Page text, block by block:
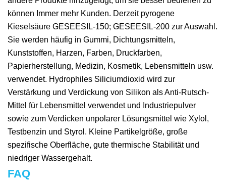
können Immer mehr Kunden. Derzeit pyrogene
Kieselsäure GESEESIL-150; GESEESIL-200 zur Auswahl.
Sie werden häufig in Gummi, Dichtungsmitteln,
Kunststoffen, Harzen, Farben, Druckfarben,
Papierherstellung, Medizin, Kosmetik, Lebensmitteln usw.
verwendet. Hydrophiles Siliciumdioxid wird zur
Verstärkung und Verdickung von Silikon als Anti-Rutsch-
Mittel für Lebensmittel verwendet und Industriepulver
sowie zum Verdicken unpolarer Lösungsmittel wie Xylol,
Testbenzin und Styrol. Kleine Partikelgröße, große
spezifische Oberfläche, gute thermische Stabilität und
niedriger Wassergehalt.
FAQ